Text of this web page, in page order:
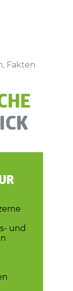
Fakten
und